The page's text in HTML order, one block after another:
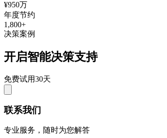
¥950万
年度节约
1,800+
决策案例
开启智能决策支持
免费试用30天
联系我们
专业服务，随时为您解答